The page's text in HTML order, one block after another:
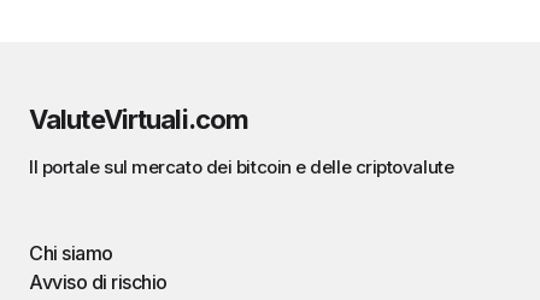
ValuteVirtuali.com
Il portale sul mercato dei bitcoin e delle criptovalute
Chi siamo
Avviso di rischio